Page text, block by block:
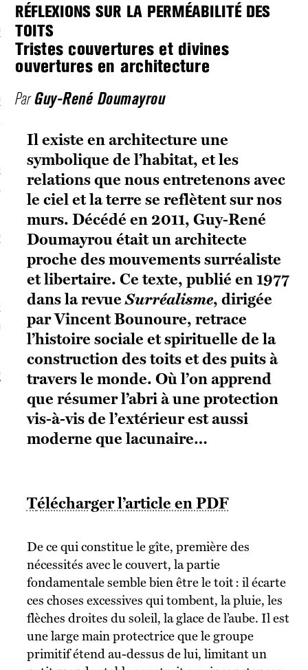
DE BASE
et politique
et prisons
LGBTQI
AU SOLEIL
luttes sociales
VAGUES
politique et critique de la technologie
RÉFLEXIONS SUR LA PERMÉABILITÉ DES
TOITS
Tristes couvertures et divines
ouvertures en architecture
ParGuy-René Doumayrou
Il existe en architecture une
symbolique de l’habitat, et les
relations que nous entretenons avec
le ciel et la terre se reflètent sur nos
murs. Décédé en 2011, Guy-René
Doumayrou était un architecte
proche des mouvements surréaliste
et libertaire. Ce texte, publié en 1977
dans la revueSurréalisme, dirigée
par Vincent Bounoure, retrace
l’histoire sociale et spirituelle de la
construction des toits et des puits à
travers le monde. Où l’on apprend
que résumer l’abri à une protection
vis-à-vis de l’extérieur est aussi
moderne que lacunaire…
Télécharger l’article en PDF
De ce qui constitue le gîte, première des
nécessités avec le couvert, la partie
fondamentale semble bien être le toit : il écarte
ces choses excessives qui tombent, la pluie, les
flèches droites du soleil, la glace de l’aube. Il est
une large main protectrice que le groupe
primitif étend au-dessus de lui, limitant un